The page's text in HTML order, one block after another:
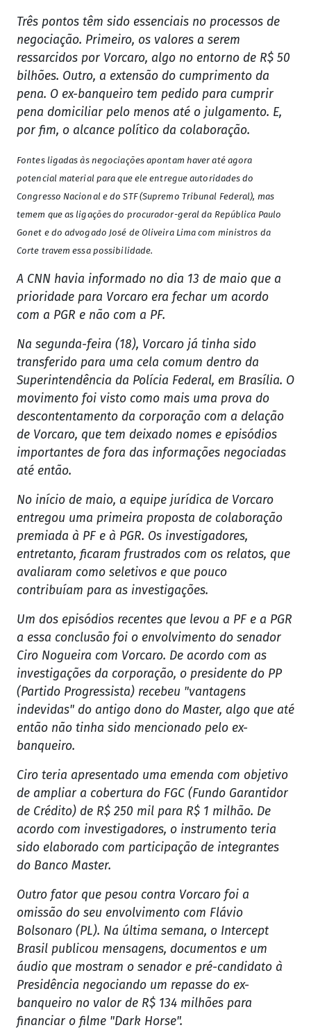
Três pontos têm sido essenciais no processos de
negociação. Primeiro, os valores a serem
ressarcidos por Vorcaro, algo no entorno de R$ 50
bilhões. Outro, a extensão do cumprimento da
pena. O ex-banqueiro tem pedido para cumprir
pena domiciliar pelo menos até o julgamento. E,
por fim, o alcance político da colaboração.
Fontes ligadas às negociações apontam haver até agora
potencial material para que ele entregue autoridades do
Congresso Nacional e do STF (Supremo Tribunal Federal), mas
temem que as ligações do procurador-geral da República Paulo
Gonet e do advogado José de Oliveira Lima com ministros da
Corte travem essa possibilidade.
A CNN havia informado no dia 13 de maio que a
prioridade para Vorcaro era fechar um acordo
com a PGR e não com a PF.
Na segunda-feira (18), Vorcaro já tinha sido
transferido para uma cela comum dentro da
Superintendência da Polícia Federal, em Brasília. O
movimento foi visto como mais uma prova do
descontentamento da corporação com a delação
de Vorcaro, que tem deixado nomes e episódios
importantes de fora das informações negociadas
até então.
No início de maio, a equipe jurídica de Vorcaro
entregou uma primeira proposta de colaboração
premiada à PF e à PGR. Os investigadores,
entretanto, ficaram frustrados com os relatos, que
avaliaram como seletivos e que pouco
contribuíam para as investigações.
Um dos episódios recentes que levou a PF e a PGR
a essa conclusão foi o envolvimento do senador
Ciro Nogueira com Vorcaro. De acordo com as
investigações da corporação, o presidente do PP
(Partido Progressista) recebeu "vantagens
indevidas" do antigo dono do Master, algo que até
então não tinha sido mencionado pelo ex-
banqueiro.
Ciro teria apresentado uma emenda com objetivo
de ampliar a cobertura do FGC (Fundo Garantidor
de Crédito) de R$ 250 mil para R$ 1 milhão. De
acordo com investigadores, o instrumento teria
sido elaborado com participação de integrantes
do Banco Master.
Outro fator que pesou contra Vorcaro foi a
omissão do seu envolvimento com Flávio
Bolsonaro (PL). Na última semana, o Intercept
Brasil publicou mensagens, documentos e um
áudio que mostram o senador e pré-candidato à
Presidência negociando um repasse do ex-
banqueiro no valor de R$ 134 milhões para
financiar o filme "Dark Horse".